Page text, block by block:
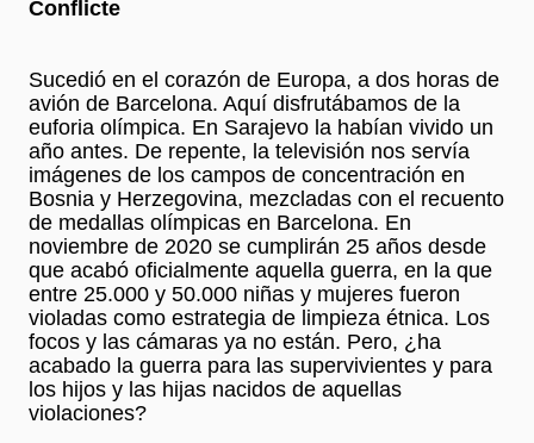
Conflicte
Sucedió en el corazón de Europa, a dos horas de
avión de Barcelona. Aquí disfrutábamos de la
euforia olímpica. En Sarajevo la habían vivido un
año antes. De repente, la televisión nos servía
imágenes de los campos de concentración en
Bosnia y Herzegovina, mezcladas con el recuento
de medallas olímpicas en Barcelona. En
noviembre de 2020 se cumplirán 25 años desde
que acabó oficialmente aquella guerra, en la que
entre 25.000 y 50.000 niñas y mujeres fueron
violadas como estrategia de limpieza étnica. Los
focos y las cámaras ya no están. Pero, ¿ha
acabado la guerra para las supervivientes y para
los hijos y las hijas nacidos de aquellas
violaciones?